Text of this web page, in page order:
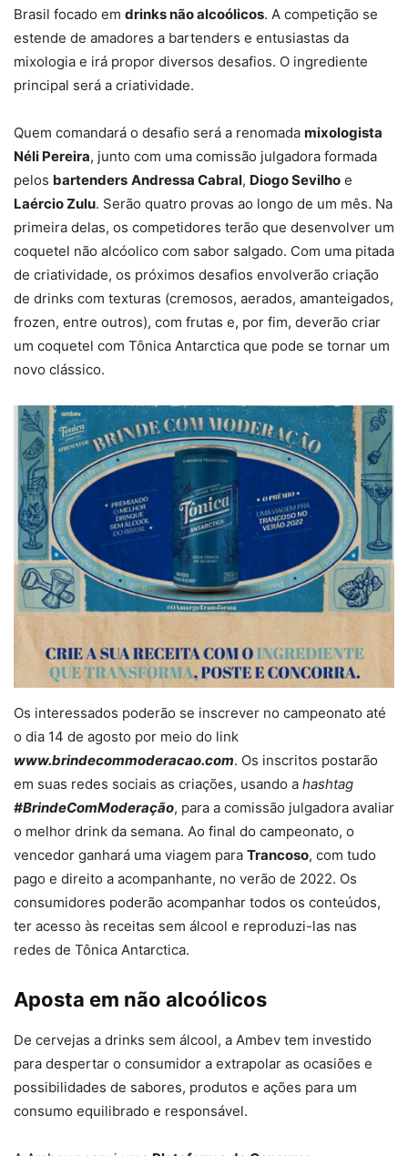
Brasil focado em drinks não alcoólicos. A competição se
estende de amadores a bartenders e entusiastas da
mixologia e irá propor diversos desafios. O ingrediente
principal será a criatividade.
Quem comandará o desafio será a renomada mixologista
Néli Pereira, junto com uma comissão julgadora formada
pelos bartenders Andressa Cabral, Diogo Sevilho e
Laércio Zulu. Serão quatro provas ao longo de um mês. Na
primeira delas, os competidores terão que desenvolver um
coquetel não alcóolico com sabor salgado. Com uma pitada
de criatividade, os próximos desafios envolverão criação
de drinks com texturas (cremosos, aerados, amanteigados,
frozen, entre outros), com frutas e, por fim, deverão criar
um coquetel com Tônica Antarctica que pode se tornar um
novo clássico.
Os interessados poderão se inscrever no campeonato até
o dia 14 de agosto por meio do link
www.brindecommoderacao.com. Os inscritos postarão
em suas redes sociais as criações, usando a hashtag
#BrindeComModeração, para a comissão julgadora avaliar
o melhor drink da semana. Ao final do campeonato, o
vencedor ganhará uma viagem para Trancoso, com tudo
pago e direito a acompanhante, no verão de 2022. Os
consumidores poderão acompanhar todos os conteúdos,
ter acesso às receitas sem álcool e reproduzi-las nas
redes de Tônica Antarctica.
Aposta em não alcoólicos
De cervejas a drinks sem álcool, a Ambev tem investido
para despertar o consumidor a extrapolar as ocasiões e
possibilidades de sabores, produtos e ações para um
consumo equilibrado e responsável.